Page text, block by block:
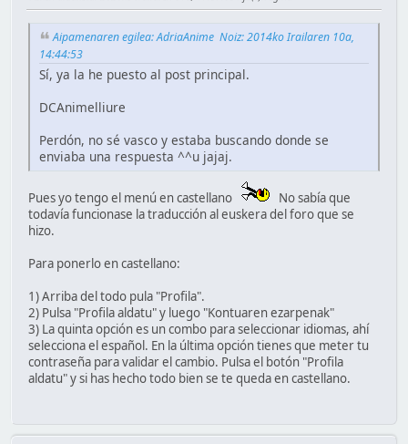
Aipamenaren egilea: AdriaAnime Noiz: 2014ko Irailaren 10a,
14:44:53
Sí, ya la he puesto al post principal.
DCAnimelliure
Perdón, no sé vasco y estaba buscando donde se
enviaba una respuesta ^^u jajaj.
Pues yo tengo el menú en castellano
No sabía que
todavía funcionase la traducción al euskera del foro que se
hizo.
Para ponerlo en castellano:
1) Arriba del todo pula "Profila".
2) Pulsa "Profila aldatu" y luego "Kontuaren ezarpenak"
3) La quinta opción es un combo para seleccionar idiomas, ahí
selecciona el español. En la última opción tienes que meter tu
contraseña para validar el cambio. Pulsa el botón "Profila
aldatu" y si has hecho todo bien se te queda en castellano.